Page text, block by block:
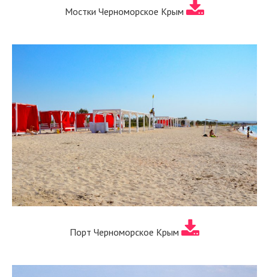
Мостки Черноморское Крым
Порт Черноморское Крым